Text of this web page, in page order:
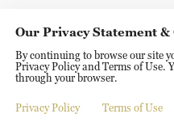
京ICP备20000184号
京公网安备 11010502050052
Disinformation report hotline: 010-
Our Privacy Statement &
By continuing to browse our site
Privacy Policy and Terms of Use.
through your browser.
Privacy Policy Terms of Use